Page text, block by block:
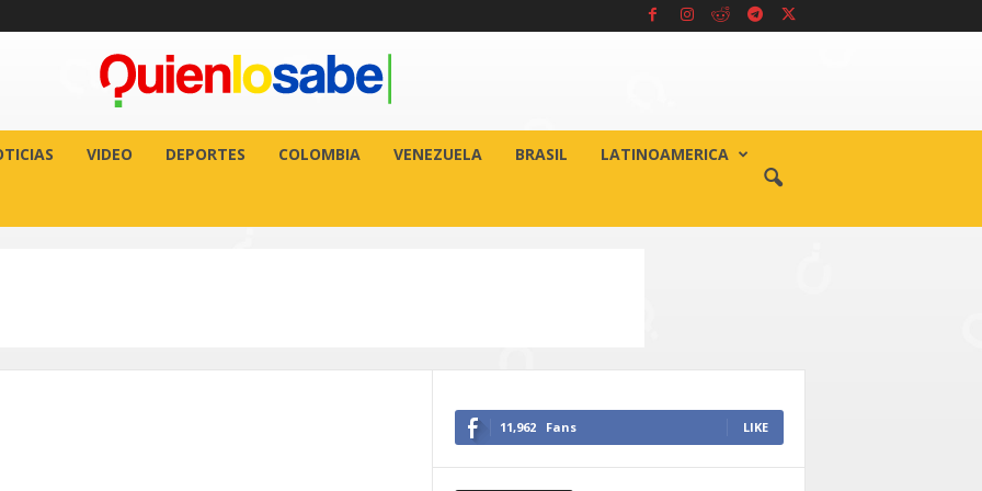
VIDEO DEPORTES COLOMBIA VENEZUELA BRASIL LATINOAMERICA
11,962 Fans LIKE